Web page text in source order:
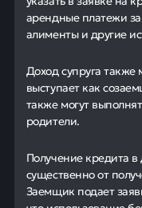
арендные платежи
алименты и другие
Доход супруга также
выступает как
также могут
родители.
Получение кредита в
существенно от
Заемщик подает